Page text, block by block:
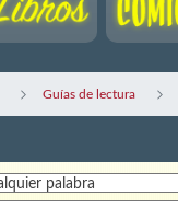
Guías de lectura